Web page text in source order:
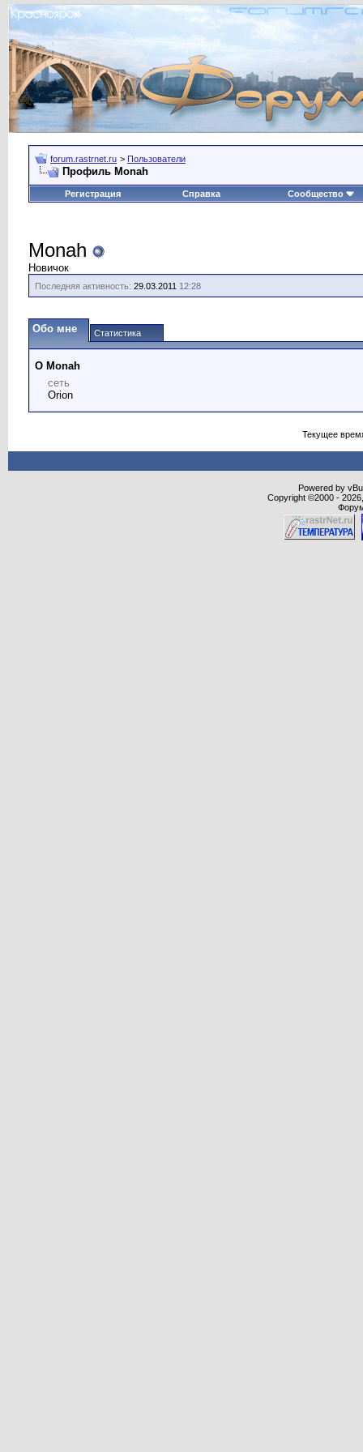
forum.rastrnet.ru > Пользователи
Профиль Monah
Регистрация Справка Сообщество
Monah
Новичок
Последняя активность: 29.03.2011 12:28
Обо мне Статистика
О Monah
сеть
Orion
Текущее
Powered by
Copyright ©2000 -